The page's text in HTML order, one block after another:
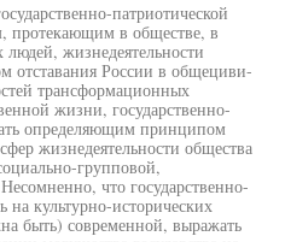
патриотической
протекающим в обществе, в
жизнедеятельности
отставания России в общециви-
трансформационных
жизни, государственно-
определяющим принципом
жизнедеятельности общества
групповой,
что государственно-
на культурно-исторических
быть) современной, выражать